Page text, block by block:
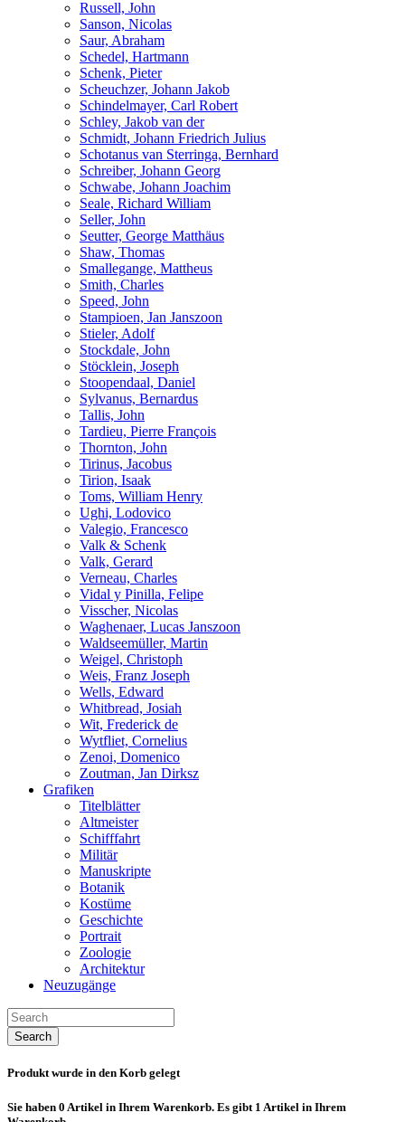
Russell, John
Sanson, Nicolas
Saur, Abraham
Schedel, Hartmann
Schenk, Pieter
Scheuchzer, Johann Jakob
Schindelmayer, Carl Robert
Schley, Jakob van der
Schmidt, Johann Friedrich Julius
Schotanus van Sterringa, Bernhard
Schreiber, Johann Georg
Schwabe, Johann Joachim
Seale, Richard William
Seller, John
Seutter, George Matthäus
Shaw, Thomas
Smallegange, Mattheus
Smith, Charles
Speed, John
Stampioen, Jan Janszoon
Stieler, Adolf
Stockdale, John
Stöcklein, Joseph
Stoopendaal, Daniel
Sylvanus, Bernardus
Tallis, John
Tardieu, Pierre François
Thornton, John
Tirinus, Jacobus
Tirion, Isaak
Toms, William Henry
Ughi, Lodovico
Valegio, Francesco
Valk & Schenk
Valk, Gerard
Verneau, Charles
Vidal y Pinilla, Felipe
Visscher, Nicolas
Waghenaer, Lucas Janszoon
Waldseemüller, Martin
Weigel, Christoph
Weis, Franz Joseph
Wells, Edward
Whitbread, Josiah
Wit, Frederick de
Wytfliet, Cornelius
Zenoi, Domenico
Zoutman, Jan Dirksz
Grafiken
Titelblätter
Altmeister
Schifffahrt
Militär
Manuskripte
Botanik
Kostüme
Geschichte
Portrait
Zoologie
Architektur
Neuzugänge
Search
Produkt wurde in den Korb gelegt
Sie haben 0 Artikel in Ihrem Warenkorb. Es gibt 1 Artikel in Ihrem